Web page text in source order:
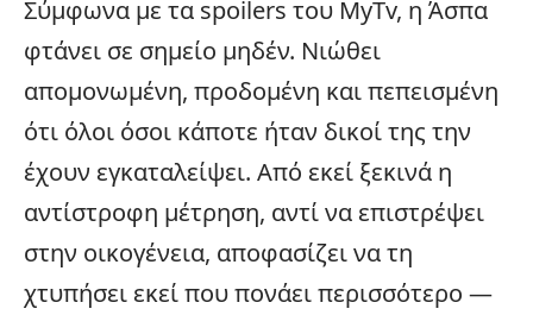
Σύμφωνα με τα spoilers του MyTv, η Άσπα
φτάνει σε σημείο μηδέν. Νιώθει
απομονωμένη, προδομένη και πεπεισμένη
ότι όλοι όσοι κάποτε ήταν δικοί της την
έχουν εγκαταλείψει. Από εκεί ξεκινά η
αντίστροφη μέτρηση, αντί να επιστρέψει
στην οικογένεια, αποφασίζει να τη
χτυπήσει εκεί που πονάει περισσότερο —